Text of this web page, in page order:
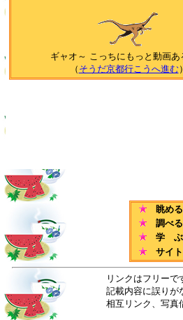
ギャオ～ こっちにもっと動画あ
（ そうだ京都行こうへ進む）
眺める
調べる
学 ぶ
サイト
リンクはフリー
記載内容に誤りが
相互リンク、写真